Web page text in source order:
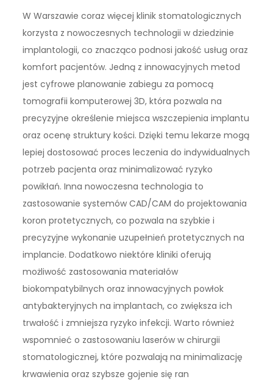
W Warszawie coraz więcej klinik stomatologicznych
korzysta z nowoczesnych technologii w dziedzinie
implantologii, co znacząco podnosi jakość usług oraz
komfort pacjentów. Jedną z innowacyjnych metod
jest cyfrowe planowanie zabiegu za pomocą
tomografii komputerowej 3D, która pozwala na
precyzyjne określenie miejsca wszczepienia implantu
oraz ocenę struktury kości. Dzięki temu lekarze mogą
lepiej dostosować proces leczenia do indywidualnych
potrzeb pacjenta oraz minimalizować ryzyko
powikłań. Inna nowoczesna technologia to
zastosowanie systemów CAD/CAM do projektowania
koron protetycznych, co pozwala na szybkie i
precyzyjne wykonanie uzupełnień protetycznych na
implancie. Dodatkowo niektóre kliniki oferują
możliwość zastosowania materiałów
biokompatybilnych oraz innowacyjnych powłok
antybakteryjnych na implantach, co zwiększa ich
trwałość i zmniejsza ryzyko infekcji. Warto również
wspomnieć o zastosowaniu laserów w chirurgii
stomatologicznej, które pozwalają na minimalizację
krwawienia oraz szybsze gojenie się ran